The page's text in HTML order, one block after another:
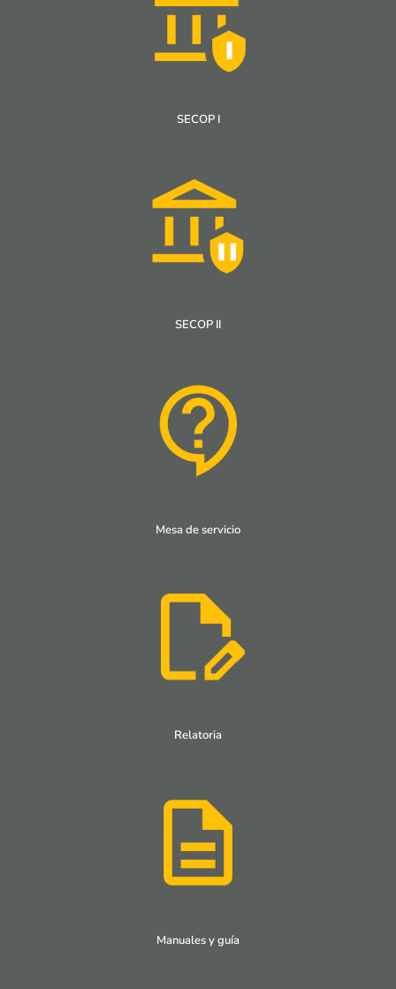
SECOP I
SECOP II
Mesa de servicio
Relatoria
Manuales y guía